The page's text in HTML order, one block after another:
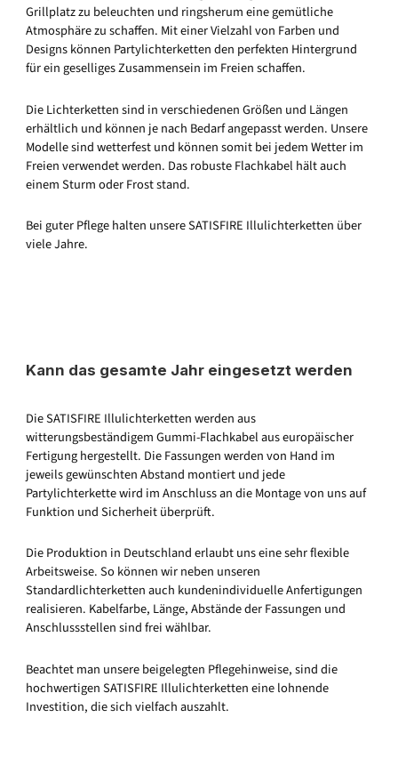
Grillplatz zu beleuchten und ringsherum eine gemütliche
Atmosphäre zu schaffen. Mit einer Vielzahl von Farben und
Designs können Partylichterketten den perfekten Hintergrund
für ein geselliges Zusammensein im Freien schaffen.
Die Lichterketten sind in verschiedenen Größen und Längen
erhältlich und können je nach Bedarf angepasst werden. Unsere
Modelle sind wetterfest und können somit bei jedem Wetter im
Freien verwendet werden. Das robuste Flachkabel hält auch
einem Sturm oder Frost stand.
Bei guter Pflege halten unsere SATISFIRE Illulichterketten über
viele Jahre.
Kann das gesamte Jahr eingesetzt werden
Die SATISFIRE Illulichterketten werden aus
witterungsbeständigem Gummi-Flachkabel aus europäischer
Fertigung hergestellt. Die Fassungen werden von Hand im
jeweils gewünschten Abstand montiert und jede
Partylichterkette wird im Anschluss an die Montage von uns auf
Funktion und Sicherheit überprüft.
Die Produktion in Deutschland erlaubt uns eine sehr flexible
Arbeitsweise. So können wir neben unseren
Standardlichterketten auch kundenindividuelle Anfertigungen
realisieren. Kabelfarbe, Länge, Abstände der Fassungen und
Anschlussstellen sind frei wählbar.
Beachtet man unsere beigelegten Pflegehinweise, sind die
hochwertigen SATISFIRE Illulichterketten eine lohnende
Investition, die sich vielfach auszahlt.